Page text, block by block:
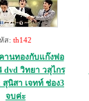
ส: th142
านทองกับแก๊งพ่อ
dvd วิทยา วสุไกร
นิสา เจทท์ ช่อง3
จบค่ะ